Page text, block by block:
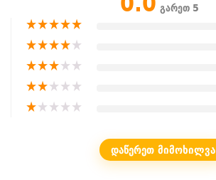
გარეთ 5
★★★★★
★★★★★
★★★★★
★★★★★
★★★★★
ᲓᲐᲬᲔᲠᲔᲗ ᲛᲘᲛᲝᲮᲘᲚᲕᲐ